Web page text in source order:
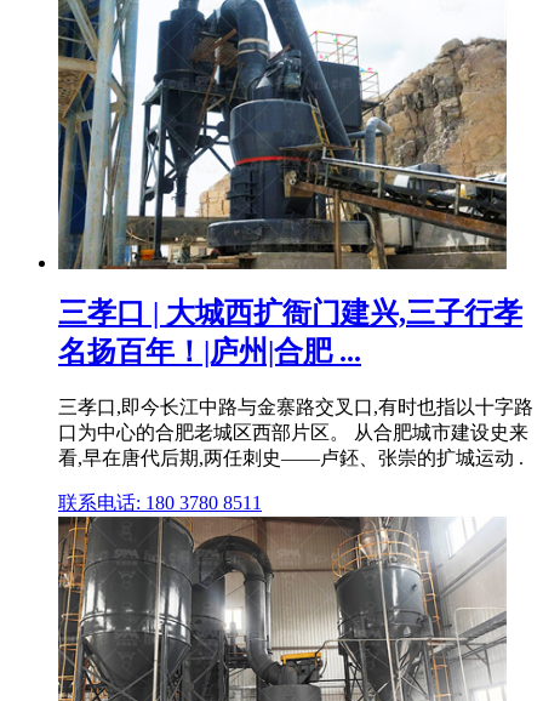
三孝口 | 大城西扩衙门建兴,三子行孝
名扬百年！|庐州|合肥 ...
三孝口,即今长江中路与金寨路交叉口,有时也指以十字路
口为中心的合肥老城区西部片区。 从合肥城市建设史来
看,早在唐代后期,两任刺史——卢鉟、张崇的扩城运动 .
联系电话: 180 3780 8511